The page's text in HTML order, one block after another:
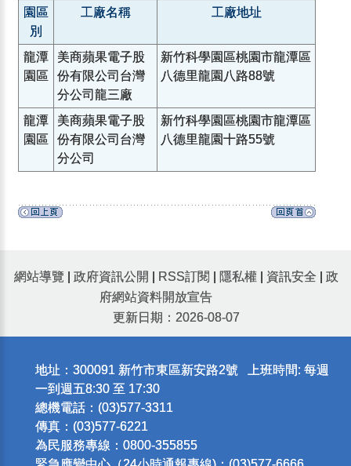
園區
別
工廠名稱 工廠地址
龍潭
園區
美商蘋果電子股
份有限公司台灣
分公司龍三廠
新竹科學園區桃園市龍潭區
八德里龍園八路88號
龍潭
園區
美商蘋果電子股
份有限公司台灣
分公司
新竹科學園區桃園市龍潭區
八德里龍園十路55號
網站導覽 政府資訊公開 RSS訂閱 隱私權 資訊安全
政
府網站資料開放宣告
更新日期：2026-08-07
地址：300091 新竹市東區新安路2號 上班時間: 每週
一到週五8:30 至 17:30
總機電話：(03)577-3311
傳真：(03)577-6221
為民服務專線：0800-355855